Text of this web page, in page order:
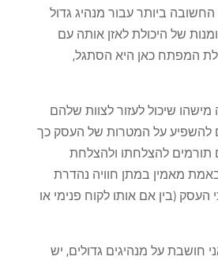
ביותר עבור מנהיג גדול
של היכולת לאזן אותה עם
המפתח כאן היא הסתגל,
מישהו שיכול לעזור לצוות שלהם
להשפיע על המטרות של העסק כך
להצלחתו ולהצלחת
מאמין במתן חוויה נהדרת
העסק (בין אם אותו לקוח פנימי או
חושבת על מנהיגים גדולים, יש